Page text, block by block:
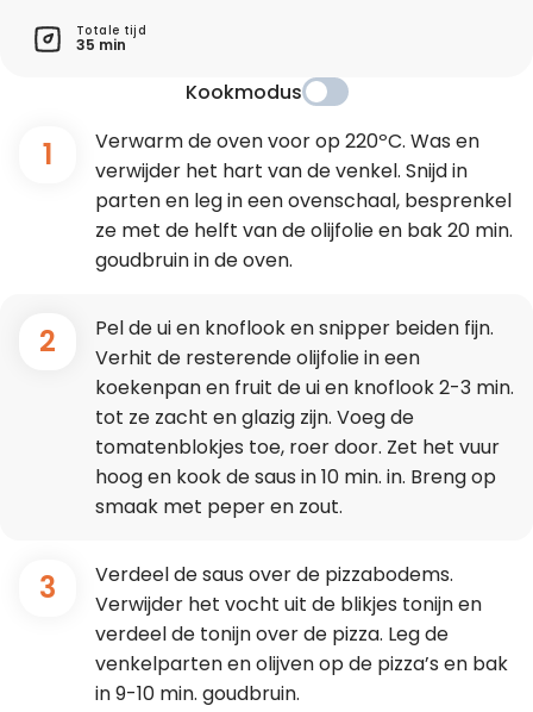
Totale tijd
35 min
Kookmodus
1
Verwarm de oven voor op 220ºC. Was en
verwijder het hart van de venkel. Snijd in
parten en leg in een ovenschaal, besprenkel
ze met de helft van de olijfolie en bak 20 min.
goudbruin in de oven.
2
Pel de ui en knoflook en snipper beiden fijn.
Verhit de resterende olijfolie in een
koekenpan en fruit de ui en knoflook 2-3 min.
tot ze zacht en glazig zijn. Voeg de
tomatenblokjes toe, roer door. Zet het vuur
hoog en kook de saus in 10 min. in. Breng op
smaak met peper en zout.
3
Verdeel de saus over de pizzabodems.
Verwijder het vocht uit de blikjes tonijn en
verdeel de tonijn over de pizza. Leg de
venkelparten en olijven op de pizza’s en bak
in 9-10 min. goudbruin.